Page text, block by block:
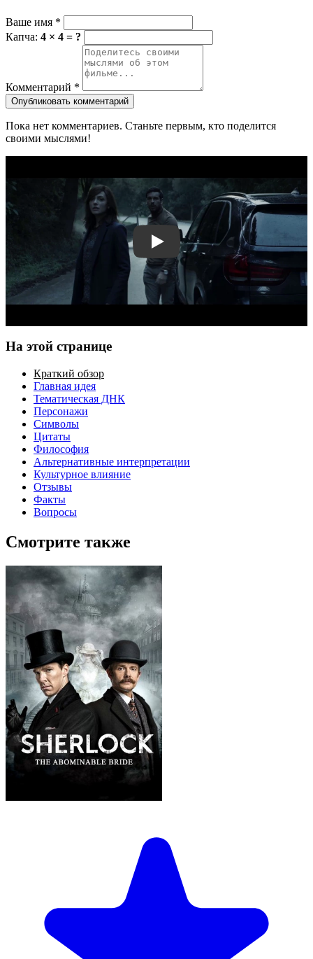
Ваше имя *
Капча: 4 × 4 = ?
Комментарий *
Опубликовать комментарий
Пока нет комментариев. Станьте первым, кто поделится
своими мыслями!
Смотреть трейлер
На этой странице
Краткий обзор
Главная идея
Тематическая ДНК
Персонажи
Символы
Цитаты
Философия
Альтернативные интерпретации
Культурное влияние
Отзывы
Факты
Вопросы
Смотрите также